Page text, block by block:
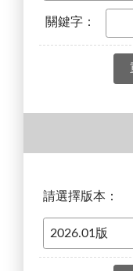
關鍵字：
請選擇版本：